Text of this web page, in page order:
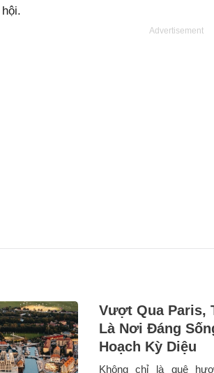
Advertisement
Vượt Qua Paris,
Là Nơi Đáng
Hoạch Kỳ Diệu
Không chỉ là quê